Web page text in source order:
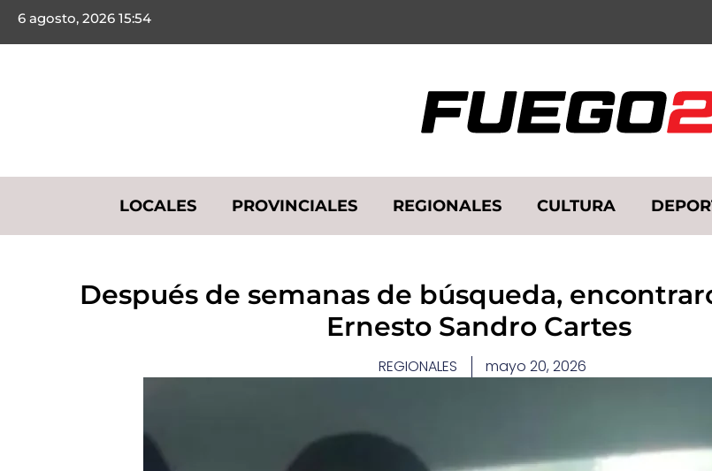
6 agosto, 2026 15:54
LOCALES PROVINCIALES REGIONALES CULTURA
​Después de semanas de búsqueda,
Ernesto Sandro Cartes
REGIONALES mayo 20, 2026